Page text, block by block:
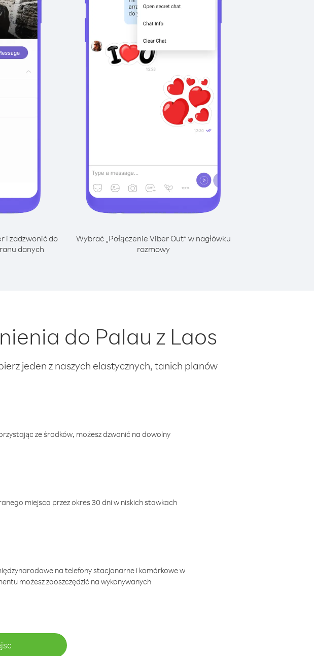
i zadzwonić do
danych
Wybrać „Połączenie Viber Out” w nagłówku
rozmowy
do Palau z Laos
jeden z naszych elastycznych, tanich planów
ze środków, możesz dzwonić na dowolny
miejsca przez okres 30 dni w niskich stawkach
na telefony stacjonarne i komórkowe w
możesz zaoszczędzić na wykonywanych